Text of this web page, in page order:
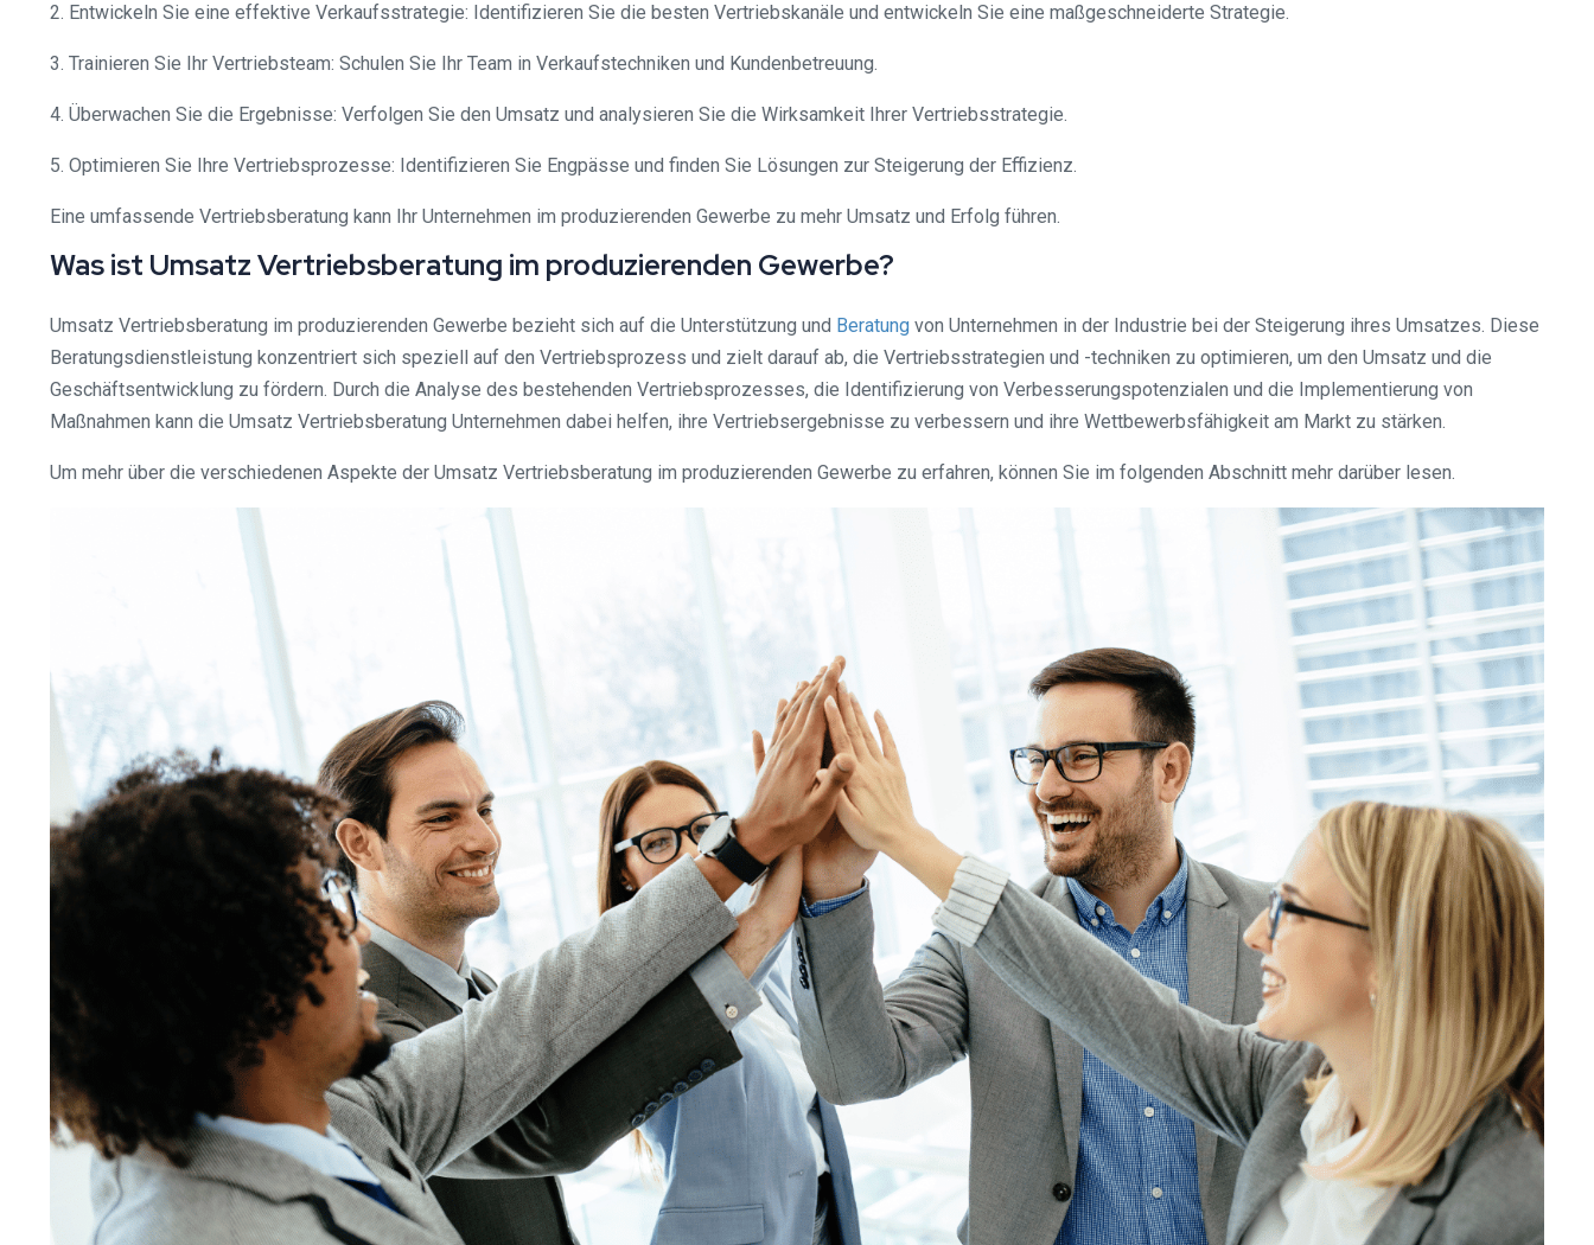
2. Entwickeln Sie eine effektive Verkaufsstrategie: Identifizieren Sie die besten Vertriebskanäle und entwickeln Sie eine maßgeschneiderte Strategie.
3. Trainieren Sie Ihr Vertriebsteam: Schulen Sie Ihr Team in Verkaufstechniken und Kundenbetreuung.
4. Überwachen Sie die Ergebnisse: Verfolgen Sie den Umsatz und analysieren Sie die Wirksamkeit Ihrer Vertriebsstrategie.
5. Optimieren Sie Ihre Vertriebsprozesse: Identifizieren Sie Engpässe und finden Sie Lösungen zur Steigerung der Effizienz.
Eine umfassende Vertriebsberatung kann Ihr Unternehmen im produzierenden Gewerbe zu mehr Umsatz und Erfolg führen.
Was ist Umsatz Vertriebsberatung im produzierenden Gewerbe?
Umsatz Vertriebsberatung im produzierenden Gewerbe bezieht sich auf die Unterstützung und Beratung von Unternehmen in der Industrie bei der Steigerung ihres Umsatzes. Diese
Beratungsdienstleistung konzentriert sich speziell auf den Vertriebsprozess und zielt darauf ab, die Vertriebsstrategien und -techniken zu optimieren, um den Umsatz und die
Geschäftsentwicklung zu fördern. Durch die Analyse des bestehenden Vertriebsprozesses, die Identifizierung von Verbesserungspotenzialen und die Implementierung von
Maßnahmen kann die Umsatz Vertriebsberatung Unternehmen dabei helfen, ihre Vertriebsergebnisse zu verbessern und ihre Wettbewerbsfähigkeit am Markt zu stärken.
Um mehr über die verschiedenen Aspekte der Umsatz Vertriebsberatung im produzierenden Gewerbe zu erfahren, können Sie im folgenden Abschnitt mehr darüber lesen.